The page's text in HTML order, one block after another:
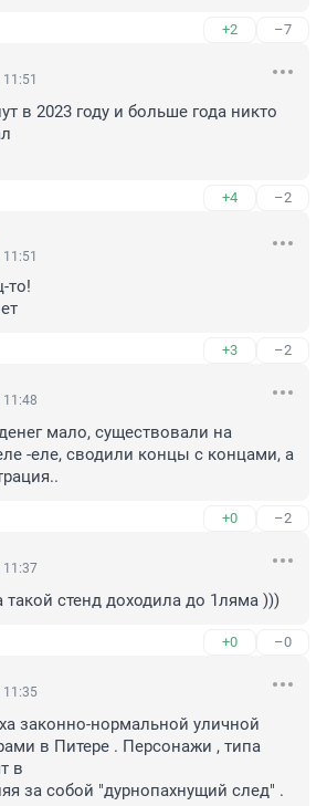
+2 –7
в 2023 году и больше года никто
+4 –2
то!
+3 –2
11:48
мало, существовали на
-еле, сводили концы с концами, а
+0 –2
11:37
такой стенд доходила до 1ляма )))
+0 –0
11:35
законно-нормальной уличной
в Питере . Персонажи , типа
в
за собой "дурнопахнущий след" .